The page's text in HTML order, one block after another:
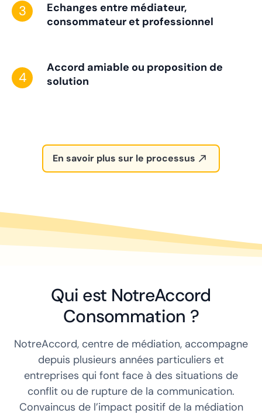
3
Echanges entre médiateur,
consommateur et professionnel
4
Accord amiable ou proposition de
solution
En savoir plus sur le processus
Qui est NotreAccord
Consommation ?
NotreAccord, centre de médiation, accompagne
depuis plusieurs années particuliers et
entreprises qui font face à des situations de
conflit ou de rupture de la communication.
Convaincus de l’impact positif de la médiation